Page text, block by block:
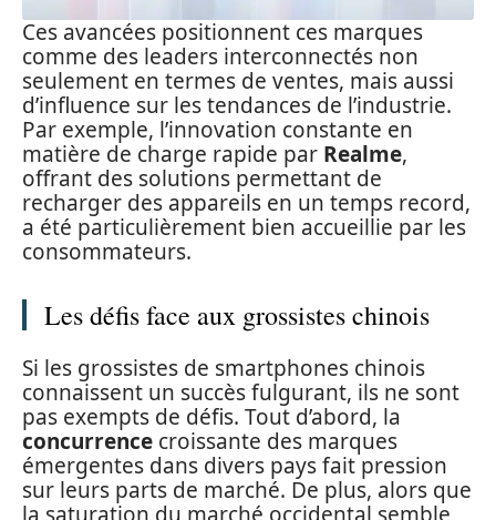
Ces avancées positionnent ces marques
comme des leaders interconnectés non
seulement en termes de ventes, mais aussi
d’influence sur les tendances de l’industrie.
Par exemple, l’innovation constante en
matière de charge rapide par Realme,
offrant des solutions permettant de
recharger des appareils en un temps record,
a été particulièrement bien accueillie par les
consommateurs.
Les défis face aux grossistes chinois
Si les grossistes de smartphones chinois
connaissent un succès fulgurant, ils ne sont
pas exempts de défis. Tout d’abord, la
concurrence croissante des marques
émergentes dans divers pays fait pression
sur leurs parts de marché. De plus, alors que